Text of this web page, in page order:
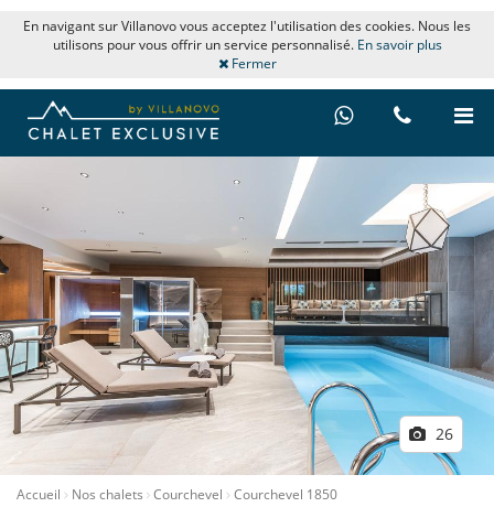
En navigant sur Villanovo vous acceptez l'utilisation des cookies. Nous les
utilisons pour vous offrir un service personnalisé. En savoir plus
Fermer
26
Accueil Nos chalets Courchevel Courchevel 1850